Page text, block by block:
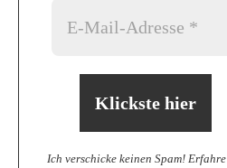
Ich verschicke keinen Spam! Erfahre